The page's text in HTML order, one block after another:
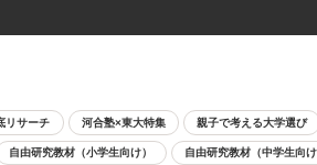
リサーチ 河合塾×東大特集 親子で考える大学選び
自由研究教材（小学生向け） 自由研究教材（中学生向け